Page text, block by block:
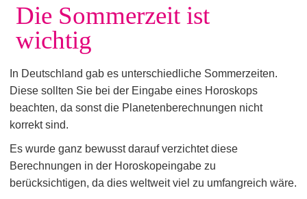
Die Sommerzeit ist
wichtig
In Deutschland gab es unterschiedliche Sommerzeiten.
Diese sollten Sie bei der Eingabe eines Horoskops
beachten, da sonst die Planetenberechnungen nicht
korrekt sind.
Es wurde ganz bewusst darauf verzichtet diese
Berechnungen in der Horoskopeingabe zu
berücksichtigen, da dies weltweit viel zu umfangreich wäre.